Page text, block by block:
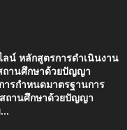
น์ หลักสูตรการดำเนินงาน
านศึกษาด้วยปัญญา
ารกำหนดมาตรฐานการ
ถานศึกษาด้วยปัญญา